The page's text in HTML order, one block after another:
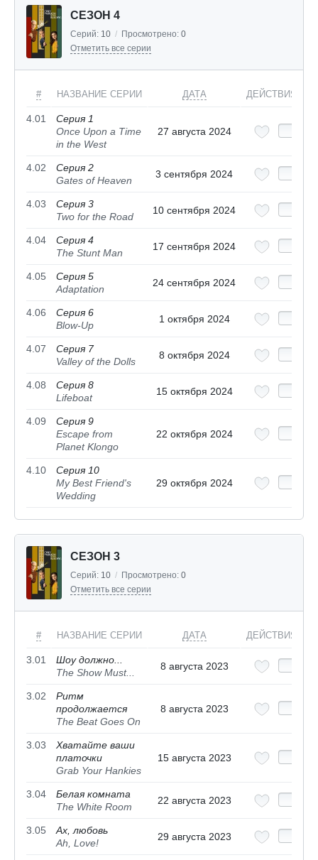
СЕЗОН 4
Серий: 10 / Просмотрено: 0
Отметить все серии
# НАЗВАНИЕ СЕРИИ ДАТА ДЕЙСТВИЯ
4.01
Серия 1
Once Upon a Time
in the West
27 августа 2024
4.02
Серия 2
Gates of Heaven
3 сентября 2024
4.03
Серия 3
Two for the Road
10 сентября 2024
4.04
Серия 4
The Stunt Man
17 сентября 2024
4.05
Серия 5
Adaptation
24 сентября 2024
4.06
Серия 6
Blow-Up
1 октября 2024
4.07
Серия 7
Valley of the Dolls
8 октября 2024
4.08
Серия 8
Lifeboat
15 октября 2024
4.09
Серия 9
Escape from
Planet Klongo
22 октября 2024
4.10
Серия 10
My Best Friend's
Wedding
29 октября 2024
СЕЗОН 3
Серий: 10 / Просмотрено: 0
Отметить все серии
# НАЗВАНИЕ СЕРИИ ДАТА ДЕЙСТВИЯ
3.01
Шоу должно...
The Show Must...
8 августа 2023
3.02
Ритм
продолжается
The Beat Goes On
8 августа 2023
3.03
Хватайте ваши
платочки
Grab Your Hankies
15 августа 2023
3.04
Белая комната
The White Room
22 августа 2023
3.05
Ах, любовь
Ah, Love!
29 августа 2023